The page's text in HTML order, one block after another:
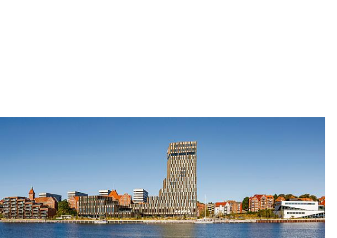
tidligere industrihavnen til et levende byområde med parker,
byrom, boliger og bygninger til rekreative og kulturelle formål.
Kongebrohusets overordnede uttrykk lever opp til den fornemme
plasseringen i Sønderborgs havneområde, der det både
respekterer den opprinnelige arkitekturen i området og har
slektskap med den nye bebyggelsen i form- og fasadeuttrykket.